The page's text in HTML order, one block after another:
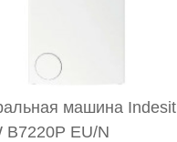
машина Indesit
B7220P EU/N